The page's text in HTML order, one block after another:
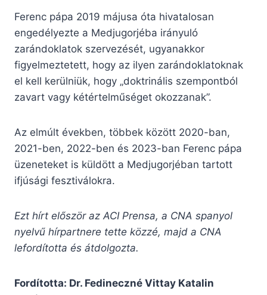
Ferenc pápa 2019 májusa óta hivatalosan
engedélyezte a Medjugorjéba irányuló
zarándoklatok szervezését, ugyanakkor
figyelmeztetett, hogy az ilyen zarándoklatoknak
el kell kerülniük, hogy „doktrinális szempontból
zavart vagy kétértelműséget okozzanak”.
Az elmúlt években, többek között 2020-ban,
2021-ben, 2022-ben és 2023-ban Ferenc pápa
üzeneteket is küldött a Medjugorjéban tartott
ifjúsági fesztiválokra.
Ezt hírt először az ACI Prensa, a CNA spanyol
nyelvű hírpartnere tette közzé, majd a CNA
lefordította és átdolgozta.
Fordította: Dr. Fedineczné Vittay Katalin